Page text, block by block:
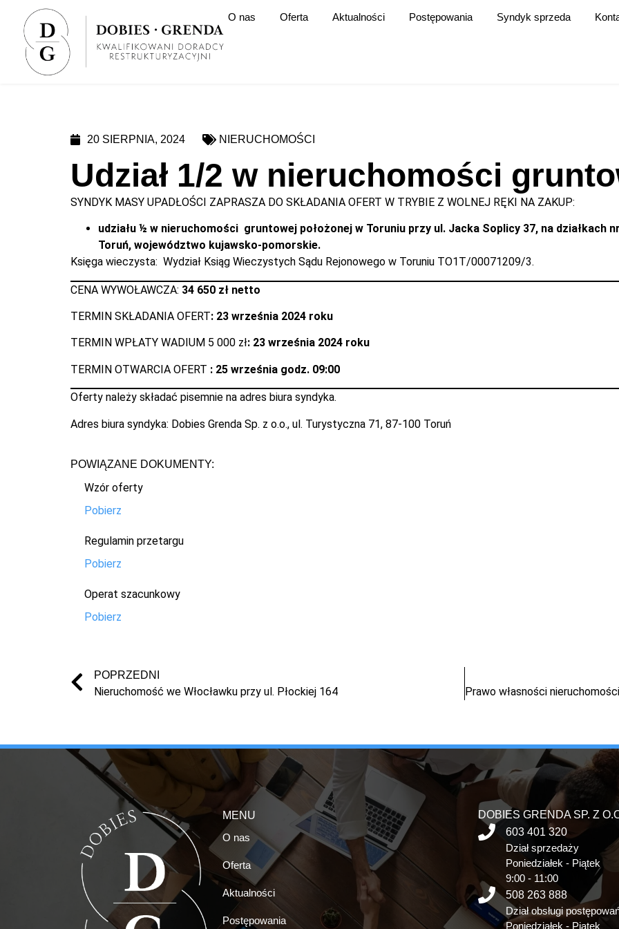
O nas Oferta Aktualności Postępowania Syndyk sprzeda
20 SIERPNIA, 2024 NIERUCHOMOŚCI
Udział 1/2 w nieruchomości
SYNDYK MASY UPADŁOŚCI ZAPRASZA DO SKŁADANIA OFERT W TRYBIE Z WOLNEJ RĘKI NA ZAKUP:
udziału ½ w nieruchomości gruntowej położonej w Toruniu przy ul. Jacka Soplicy 37, na działkach
Toruń, województwo kujawsko-pomorskie.
Księga wieczysta: Wydział Ksiąg Wieczystych Sądu Rejonowego w Toruniu TO1T/00071209/3.
CENA WYWOŁAWCZA: 34 650 zł netto
TERMIN SKŁADANIA OFERT: 23 września 2024 roku
TERMIN WPŁATY WADIUM 5 000 zł: 23 września 2024 roku
TERMIN OTWARCIA OFERT : 25 września godz. 09:00
Oferty należy składać pisemnie na adres biura syndyka.
Adres biura syndyka: Dobies Grenda Sp. z o.o., ul. Turystyczna 71, 87-100 Toruń
POWIĄZANE DOKUMENTY:
Wzór oferty
Pobierz
Regulamin przetargu
Pobierz
Operat szacunkowy
Pobierz
POPRZEDNI
Nieruchomość we Włocławku przy ul. Płockiej 164
MENU
O nas
Oferta
Aktualności
Postępowania
DOBIES GRENDA SP. Z
603 401 320
Dział sprzedaży
Poniedziałek - Piątek
9:00 - 11:00
508 263 888
Dział obsługi
Poniedziałek - Piątek